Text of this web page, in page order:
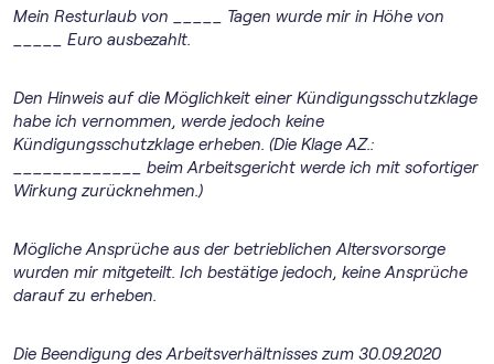
Mein Resturlaub von _____ Tagen wurde mir in Höhe von
_____ Euro ausbezahlt.
Den Hinweis auf die Möglichkeit einer Kündigungsschutzklage
habe ich vernommen, werde jedoch keine
Kündigungsschutzklage erheben. (Die Klage AZ.:
_____________ beim Arbeitsgericht werde ich mit sofortiger
Wirkung zurücknehmen.)
Mögliche Ansprüche aus der betrieblichen Altersvorsorge
wurden mir mitgeteilt. Ich bestätige jedoch, keine Ansprüche
darauf zu erheben.
Die Beendigung des Arbeitsverhältnisses zum 30.09.2020